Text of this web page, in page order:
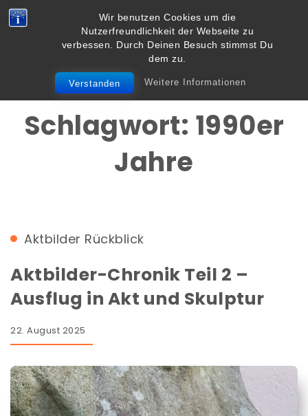
Wir benutzen Cookies um die
Nutzerfreundlichkeit der Webseite zu
verbessen. Durch Deinen Besuch stimmst Du
dem zu.
Verstanden Weitere Informationen
Skip to content
Vielbegabt.de
Toggle
navigation
Schlagwort: 1990er
Jahre
Aktbilder Rückblick
Aktbilder-Chronik Teil 2 –
Ausflug in Akt und Skulptur
22. August 2025